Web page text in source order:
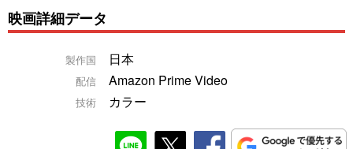
映画詳細データ
製作国 日本
配信 Amazon Prime Video
技術 カラー